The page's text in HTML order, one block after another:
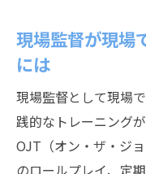
現場監督が現場
には
現場監督として現場
践的なトレーニング
OJT（オン・ザ・ジ
のロールプレイ、定